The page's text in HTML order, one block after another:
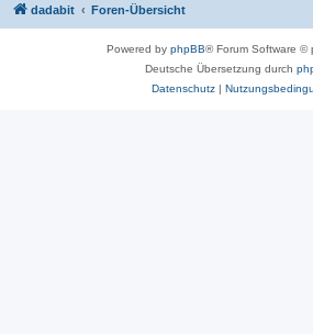
dadabit Foren-Übersicht
Powered by phpBB® Forum Software ©
Deutsche Übersetzung durch
Datenschutz|